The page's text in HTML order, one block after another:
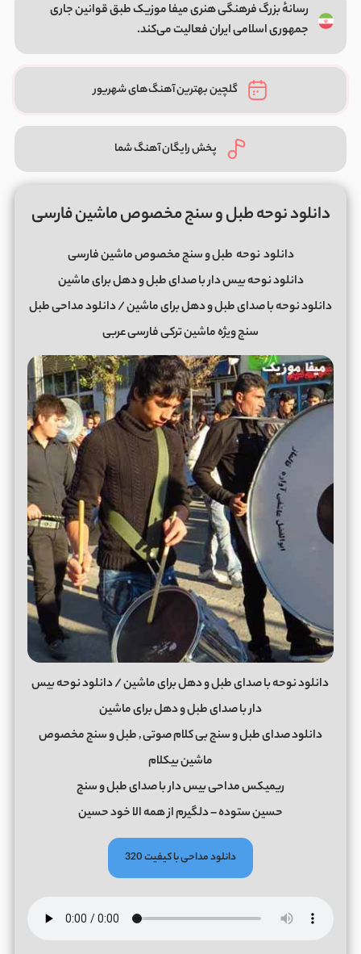
رسانهٔ بزرگ فرهنگی هنری میفا موزیک طبق قوانین جاری
جمهوری اسلامی ایران فعالیت می‌کند.
گلچین بهترین آهنگ‌های شهریور
پخش رایگان آهنگ شما
دانلود نوحه طبل و سنج مخصوص ماشین فارسی
دانلودنوحه طبل و سنج مخصوص ماشین فارسی
دانلود نوحه بیس دار با صدای طبل و دهل برای ماشین
دانلود نوحه با صدای طبل و دهل برای ماشین / دانلود مداحی طبل
سنج ویژه ماشین ترکی فارسی عربی
دانلود نوحه با صدای طبل و دهل برای ماشین / دانلود نوحه بیس
دار با صدای طبل و دهل برای ماشین
دانلود صدای طبل و سنج بی کلام صوتی , طبل و سنج مخصوص
ماشین بیکلام
ریمیکس مداحی بیس دار با صدای طبل و سنج
حسین ستوده – دلگیرم از همه الا خود حسین
دانلود مداحی با کیفیت 320